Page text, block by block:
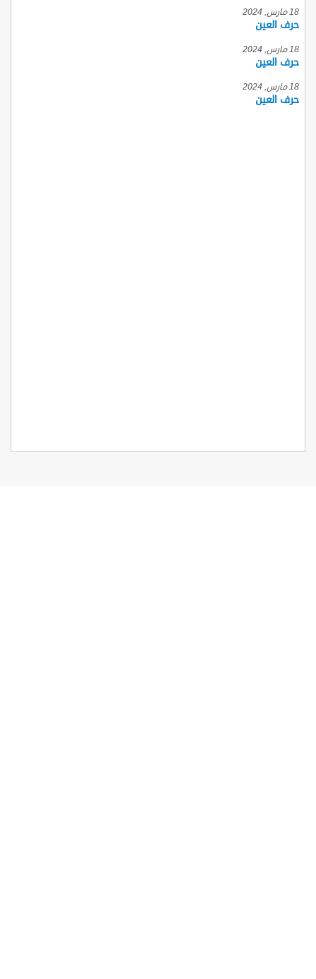
18 مارس, 2024
حرف العين
18 مارس, 2024
حرف العين
18 مارس, 2024
حرف العين